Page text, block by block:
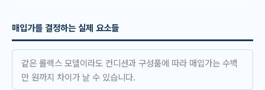
매입가를 결정하는 실제 요소들
같은 롤렉스 모델이라도 컨디션과 구성품에 따라 매입가는 수백
만 원까지 차이가 날 수 있습니다.